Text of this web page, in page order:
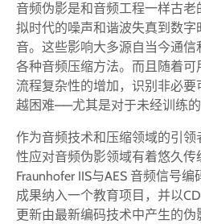
音频伪影是和音频工程一样古
拟时代的噪声和谐波失真到数
音。这些影响大多源自当今通
各种音频压缩方法。而且随着
流程复杂性的增加，识别非必
越困难——尤其是对于未经训练的
作为音频技术和压缩领域的引领
性应对音频伪影领域有着悠久
Fraunhofer IIS与AES 音频信号
成果纳入一个教育项目，并以
更新由最新编码技术中产生的伪